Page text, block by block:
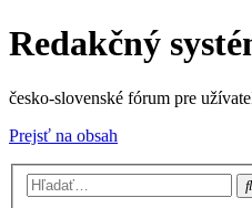
Redakčný
česko-slovenské fórum pre
Prejsť na obsah